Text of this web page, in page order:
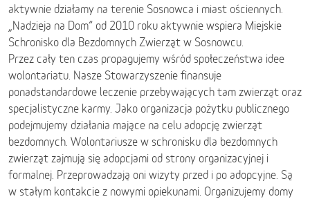
aktywnie działamy na terenie Sosnowca i miast ościennych.
„Nadzieja na Dom” od 2010 roku aktywnie wspiera Miejskie
Schronisko dla Bezdomnych Zwierząt w Sosnowcu.
Przez cały ten czas propagujemy wśród społeczeństwa idee
wolontariatu. Nasze Stowarzyszenie finansuje
ponadstandardowe leczenie przebywających tam zwierząt oraz
specjalistyczne karmy. Jako organizacja pożytku publicznego
podejmujemy działania mające na celu adopcję zwierząt
bezdomnych. Wolontariusze w schronisku dla bezdomnych
zwierząt zajmują się adopcjami od strony organizacyjnej i
formalnej. Przeprowadzają oni wizyty przed i po adopcyjne. Są
w stałym kontakcie z nowymi opiekunami. Organizujemy domy